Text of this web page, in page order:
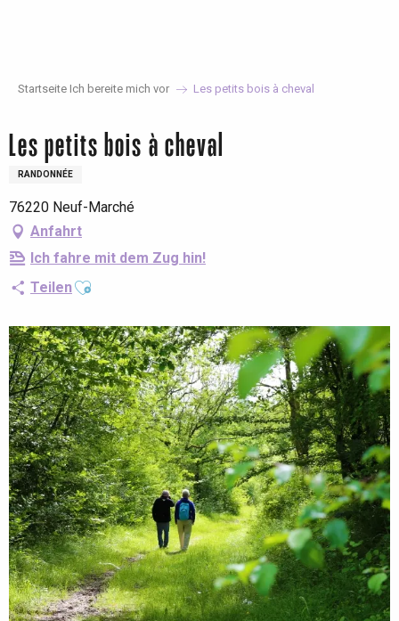
Startseite Ich bereite mich vor Les petits bois à cheval
Les petits bois à cheval
RANDONNÉE
76220 Neuf-Marché
Anfahrt
Ich fahre mit dem Zug hin!
TeilenAjouter aux favoris